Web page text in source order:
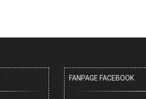
FANPAGE FACEBOOK